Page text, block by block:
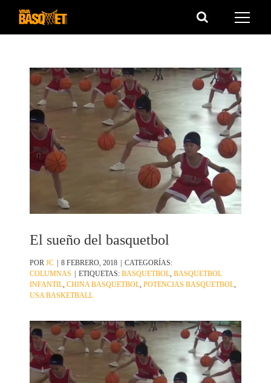
Saltar
El sueño del basquetbol
PORJC 8 FEBRERO, 2018
CATEGORÍAS:
COLUMNAS
ETIQUETAS:BASQUETBOL,BASQUETBOL
INFANTIL,CHINA BASQUETBOL,POTENCIAS BASQUETBOL,
USA BASKETBALL